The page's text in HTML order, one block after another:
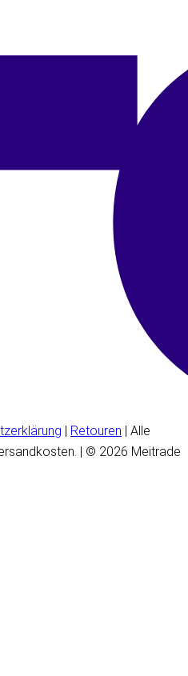
Retouren | Alle
| © 2026 Meitrade